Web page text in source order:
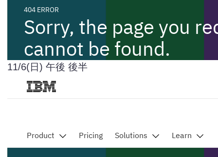
11/6(日) 午後 後半